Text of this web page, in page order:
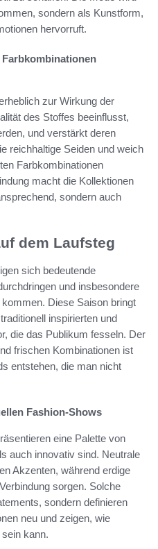
sondern als Kunstform,
hervorruft.
zur Wirkung der
des Stoffes beeinflusst,
und verstärkt deren
reichhaltige Seiden und weich
Farbkombinationen
macht die Kollektionen
sondern auch
dem Laufsteg
sich bedeutende
und insbesondere
Diese Saison bringt
inspirierten und
die das Publikum fesseln. Der
frischen Kombinationen ist
entstehen, die man nicht
Fashion-Shows
eine Palette von
auch innovativ sind. Neutrale
Akzenten, während erdige
sorgen. Solche
sondern definieren
neu und zeigen, wie
kann.